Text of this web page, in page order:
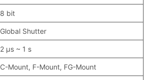
8 bit
Global Shutter
2 μs ~ 1 s
C-Mount, F-Mount, FG-Mount